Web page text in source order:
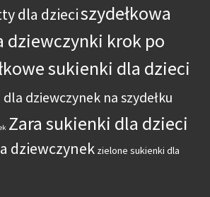
dla dzieciszydełkowa
dziewczynki krok po
sukienki dla dzieci
dziewczynek na szydełku
Zara sukienki dla dzieci
dziewczynek zielone sukienki dla